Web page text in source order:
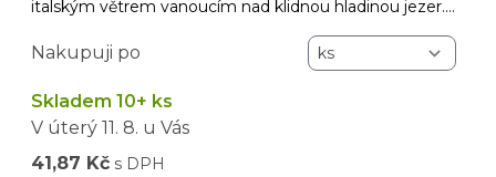
italským větrem vanoucím nad klidnou hladinou jezer.
prostor a zanechá příjemnou, harmonickou atmosféru.
Nakupuji po
Skladem 10+ ks
V úterý 11. 8. u Vás
41,87 Kč s DPH